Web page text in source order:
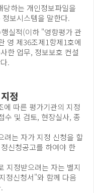
하는 개인정보파일을
보시스템을 말한다.
실적(이하 "영향평가 관
영 제36조제1항제1호에
한 업무, 정보보호 컨설
.
정
따른 평가기관의 지정
수 및 검토, 현장실사, 종
는 자가 지정 신청을 할
신청공고를 하여야 한
지정받으려는 자는 별지
정신청서"와 함께 다음